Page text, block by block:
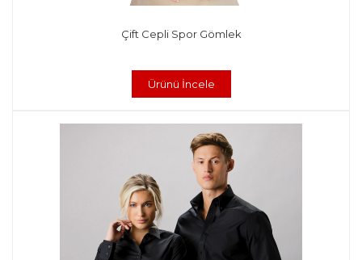
Çift Cepli Spor Gömlek
Ürünü İncele